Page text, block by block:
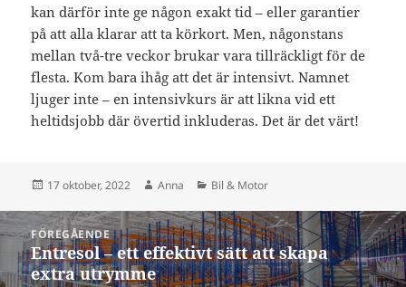
kan därför inte ge någon exakt tid – eller garantier
på att alla klarar att ta körkort. Men, någonstans
mellan två-tre veckor brukar vara tillräckligt för de
flesta. Kom bara ihåg att det är intensivt. Namnet
ljuger inte – en intensivkurs är att likna vid ett
heltidsjobb där övertid inkluderas. Det är det värt!
Postat
17 oktober, 2022 Författare
Anna Kategorier
Bil & Motor
Inläggsnavigering
FÖREGÅENDE
Föregående
inlägg:
Entresol – ett effektivt sätt att skapa
extra utrymme